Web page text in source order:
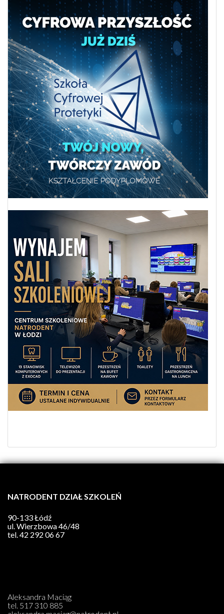
NATRODENT DZIAŁ SZKOLEŃ
90-133 Łódź
ul. Wierzbowa 46/48
tel.42 292 06 67
Aleksandra Maciąg
tel. 517 310 885